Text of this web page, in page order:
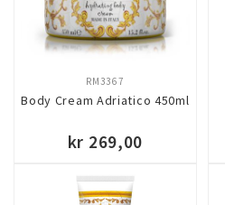
Body Cream Adriatico 450ml
RM3367
kr 269,00